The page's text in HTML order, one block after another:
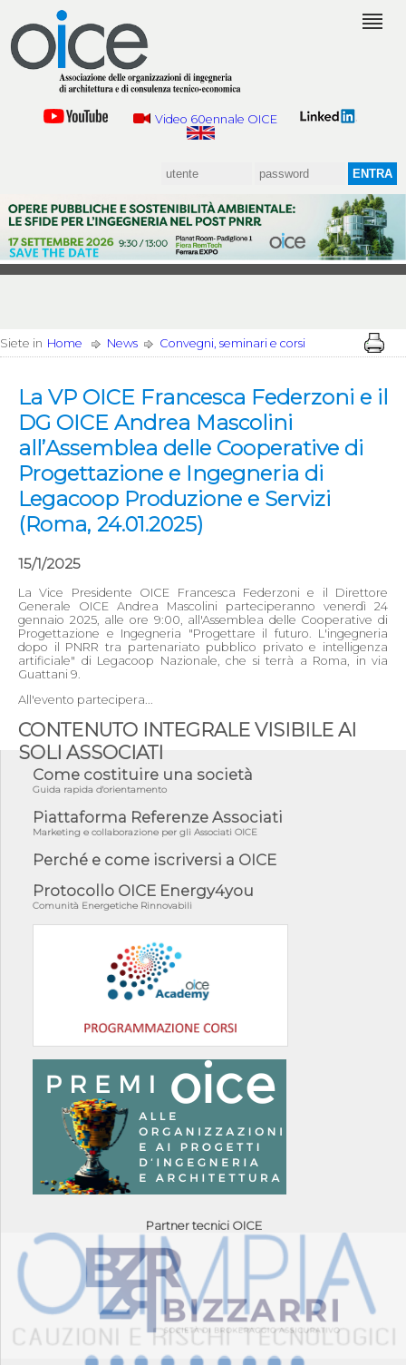
Video 60ennale OICE
Siete in Home News Convegni, seminari e corsi
La VP OICE Francesca Federzoni e il
DG OICE Andrea Mascolini
all’Assemblea delle Cooperative di
Progettazione e Ingegneria di
Legacoop Produzione e Servizi
(Roma, 24.01.2025)
15/1/2025
La Vice Presidente OICE Francesca Federzoni e il Direttore
Generale OICE Andrea Mascolini parteciperanno venerdì 24
gennaio 2025, alle ore 9:00, all'Assemblea delle Cooperative di
Progettazione e Ingegneria "Progettare il futuro. L'ingegneria
dopo il PNRR tra partenariato pubblico privato e intelligenza
artificiale" di Legacoop Nazionale, che si terrà a Roma, in via
Guattani 9.
All'evento partecipera...
CONTENUTO INTEGRALE VISIBILE AI
SOLI ASSOCIATI
Come costituire una società
Guida rapida d'orientamento
Piattaforma Referenze Associati
Marketing e collaborazione per gli Associati OICE
Perché e come iscriversi a OICE
Protocollo OICE Energy4you
Comunità Energetiche Rinnovabili
Partner tecnici OICE